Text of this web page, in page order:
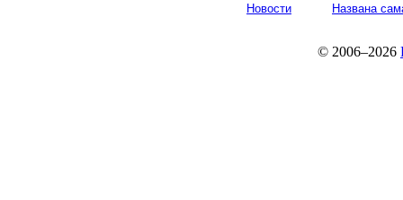
Новости
Названа
© 2006–2026